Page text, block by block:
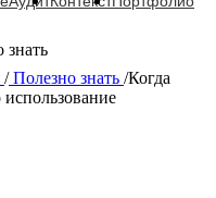
знать
/Полезно знать /Когда
использование